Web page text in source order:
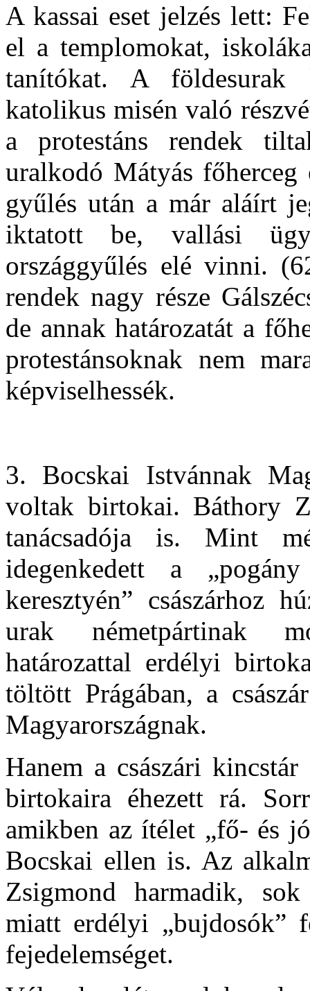
A kassai eset jelzés lett:
el a templomokat,
tanítókat. A földesurak
katolikus misén való
a protestáns rendek
uralkodó Mátyás főherceg
gyűlés után a már aláírt
iktatott be, vallási
országgyűlés elé vinni.
rendek nagy része
de annak határozatát a
protestánsoknak nem
képviselhessék.
3. Bocskai Istvánnak
voltak birtokai. Báthory
tanácsadója is. Mint
idegenkedett a
keresztyén” császárhoz
urak németpártinak
határozattal erdélyi
töltött Prágában, a
Magyarországnak.
Hanem a császári
birtokaira éhezett rá.
amikben az ítélet „fő- és
Bocskai ellen is. Az
Zsigmond harmadik, sok
miatt erdélyi „bujdosók”
fejedelemséget.